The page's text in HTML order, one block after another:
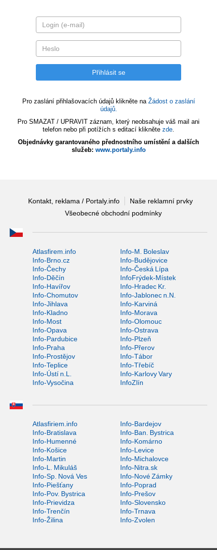
Pro zaslání přihlašovacích údajů klikněte na Žádost o zaslání
údajů.
Pro SMAZAT / UPRAVIT záznam, který neobsahuje váš mail ani
telefon nebo při potížích s editací klikněte zde.
Objednávky garantovaného přednostního umístění a dalších
služeb: www.portaly.info
Kontakt, reklama / Portaly.info
Naše reklamní prvky
Všeobecné obchodní podmínky
Atlasfirem.info
Info-M. Boleslav
Info-Brno.cz
Info-Budějovice
Info-Čechy
Info-Česká Lípa
Info-Děčín
InfoFrýdek-Místek
Info-Havířov
Info-Hradec Kr.
Info-Chomutov
Info-Jablonec n.N.
Info-Jihlava
Info-Karviná
Info-Kladno
Info-Morava
Info-Most
Info-Olomouc
Info-Opava
Info-Ostrava
Info-Pardubice
Info-Plzeň
Info-Praha
Info-Přerov
Info-Prostějov
Info-Tábor
Info-Teplice
Info-Třebíč
Info-Ústí n.L.
Info-Karlovy Vary
Info-Vysočina
InfoZlín
Atlasfiriem.info
Info-Bardejov
Info-Bratislava
Info-Ban. Bystrica
Info-Humenné
Info-Komárno
Info-Košice
Info-Levice
Info-Martin
Info-Michalovce
Info-L. Mikuláš
Info-Nitra.sk
Info-Sp. Nová Ves
Info-Nové Zámky
Info-Piešťany
Info-Poprad
Info-Pov. Bystrica
Info-Prešov
Info-Prievidza
Info-Slovensko
Info-Trenčín
Info-Trnava
Info-Žilina
Info-Zvolen